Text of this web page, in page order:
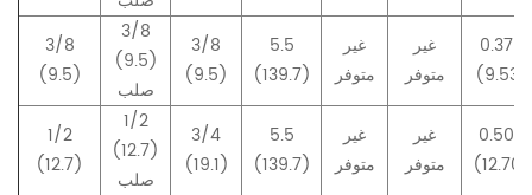
3/8
(9.5)
3/8
(9.5)
صلب
3/8
(9.5)
5.5
(139.7)
غير
متوفر
غير
متوفر
0.375
(9.53)
1/2
(12.7)
1/2
(12.7)
صلب
3/4
(19.1)
5.5
(139.7)
غير
متوفر
غير
متوفر
0.500
(12.70)